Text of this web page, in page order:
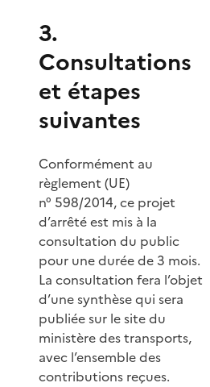
3.
Consultations
et étapes
suivantes
Conformément au
règlement (UE)
n° 598/2014, ce projet
d’arrêté est mis à la
consultation du public
pour une durée de 3 mois.
La consultation fera l’objet
d’une synthèse qui sera
publiée sur le site du
ministère des transports,
avec l’ensemble des
contributions reçues.